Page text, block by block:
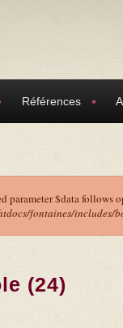
Références
parameter $data follows
fontaines/includes/
(24)